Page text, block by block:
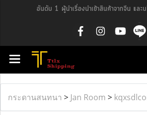
อันดับ 1 ผู้นำเรื่องนำเข้าสินค้าจากจีน และ
กระดานสนทนา > Jan Room >